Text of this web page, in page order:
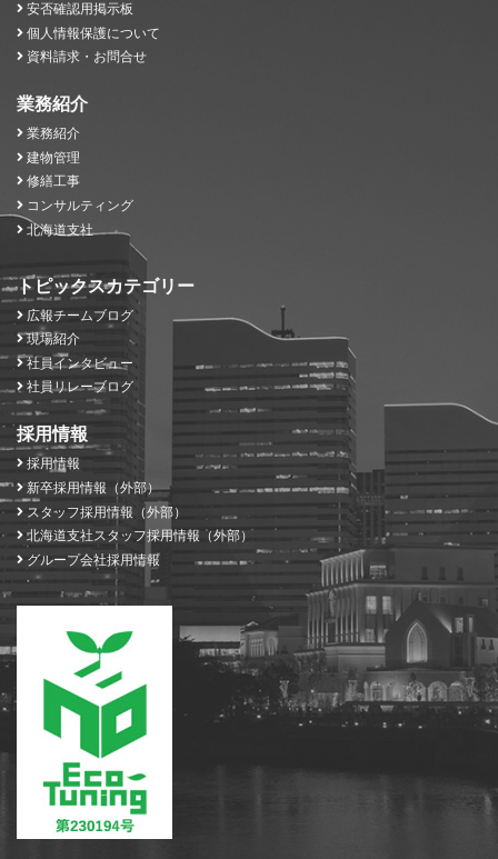
安否確認用掲示板
個人情報保護について
資料請求・お問合せ
業務紹介
業務紹介
建物管理
修繕工事
コンサルティング
北海道支社
トピックスカテゴリー
広報チームブログ
現場紹介
社員インタビュー
社員リレーブログ
採用情報
採用情報
新卒採用情報（外部）
スタッフ採用情報（外部）
北海道支社スタッフ採用情報（外部）
グループ会社採用情報